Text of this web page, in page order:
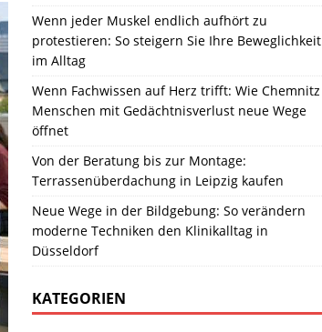
Wenn jeder Muskel endlich aufhört zu
protestieren: So steigern Sie Ihre Beweglichkeit
im Alltag
Wenn Fachwissen auf Herz trifft: Wie Chemnitz
Menschen mit Gedächtnisverlust neue Wege
öffnet
Von der Beratung bis zur Montage:
Terrassenüberdachung in Leipzig kaufen
Neue Wege in der Bildgebung: So verändern
moderne Techniken den Klinikalltag in
Düsseldorf
KATEGORIEN